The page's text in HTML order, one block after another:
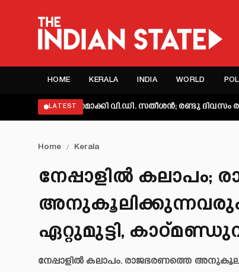
HOME KERALA INDIA WORLD
LATEST
വ്യക്തമാക്കി വി.ഡി. സതീശൻ; രണ്ടു ദിവസം രണ്ട്
Home / Kerala
നേപ്പാളിൽ കലാപം;
ഏറ്റുമുട്ടി,
നേപ്പാളിൽ കലാപം. രാജഭരണത്തെ